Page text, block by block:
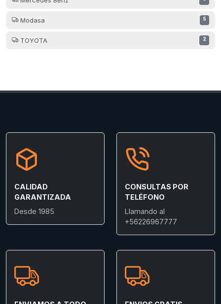
Modasa 5
TOYOTA 2
CALIDAD
GARANTIZADA
Desde 1985
CONSULTAS POR
TELÉFONO
Llamando al
+56226967777